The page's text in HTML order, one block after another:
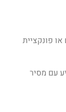
פונקציית
עם מסיר